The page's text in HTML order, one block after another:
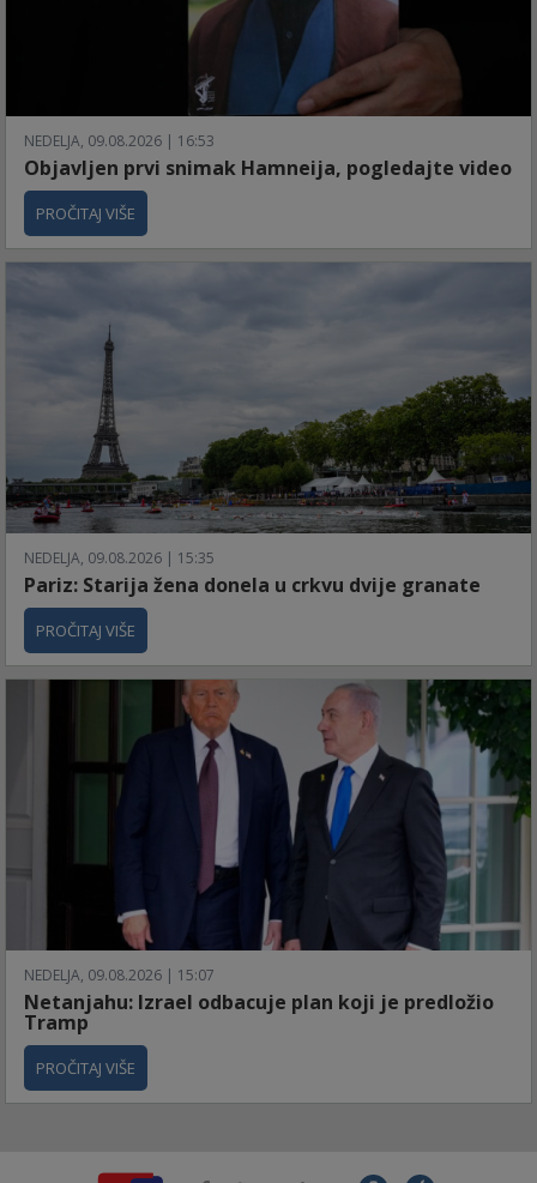
NEDELJA, 09.08.2026 | 16:53
Objavljen prvi snimak Hamneija, pogledajte video
PROČITAJ VIŠE
NEDELJA, 09.08.2026 | 15:35
Pariz: Starija žena donela u crkvu dvije granate
PROČITAJ VIŠE
NEDELJA, 09.08.2026 | 15:07
Netanjahu: Izrael odbacuje plan koji je predložio
Tramp
PROČITAJ VIŠE